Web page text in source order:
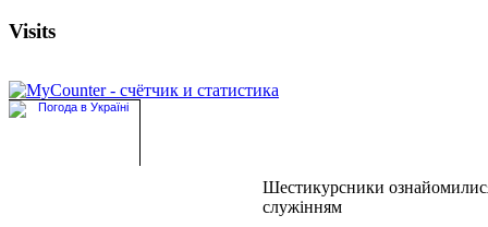
Visits
Шестикурсники
служінням